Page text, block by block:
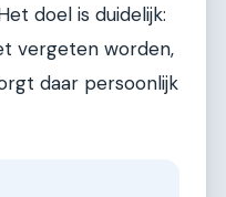
doel is duidelijk:
vergeten worden,
daar persoonlijk